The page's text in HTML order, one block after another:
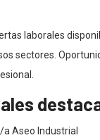
laborales
sectores.
Aseo Industrial